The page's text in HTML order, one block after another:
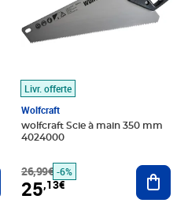
au panier
Livr. offerte
Wolfcraft
wolfcraft Scie à main 350 mm
4024000
26,99€ -6%
25,13€